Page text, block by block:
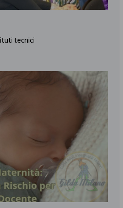
tecnici